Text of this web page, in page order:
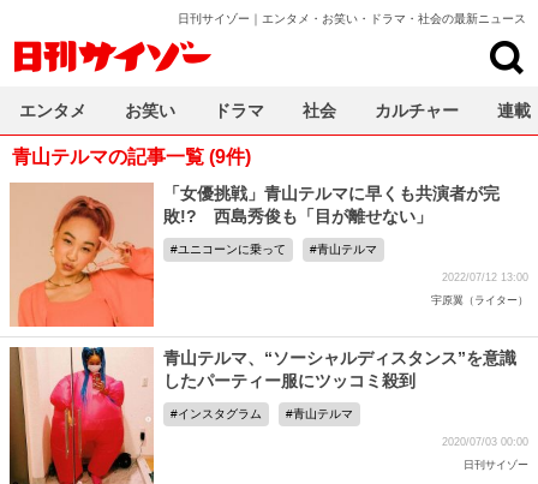
日刊サイゾー｜エンタメ・お笑い・ドラマ・社会の最新ニュース
青山テルマの記事一覧 (9件)
「女優挑戦」青山テルマに早くも共演者が完
敗!? 西島秀俊も「目が離せない」
ユニコーンに乗って 青山テルマ
2022/07/12 13:00
宇原翼（ライター）
青山テルマ、“ソーシャルディスタンス”を意識
したパーティー服にツッコミ殺到
インスタグラム 青山テルマ
2020/07/03 00:00
日刊サイゾー
エンタメ お笑い ドラマ 社会 カルチャー 連載